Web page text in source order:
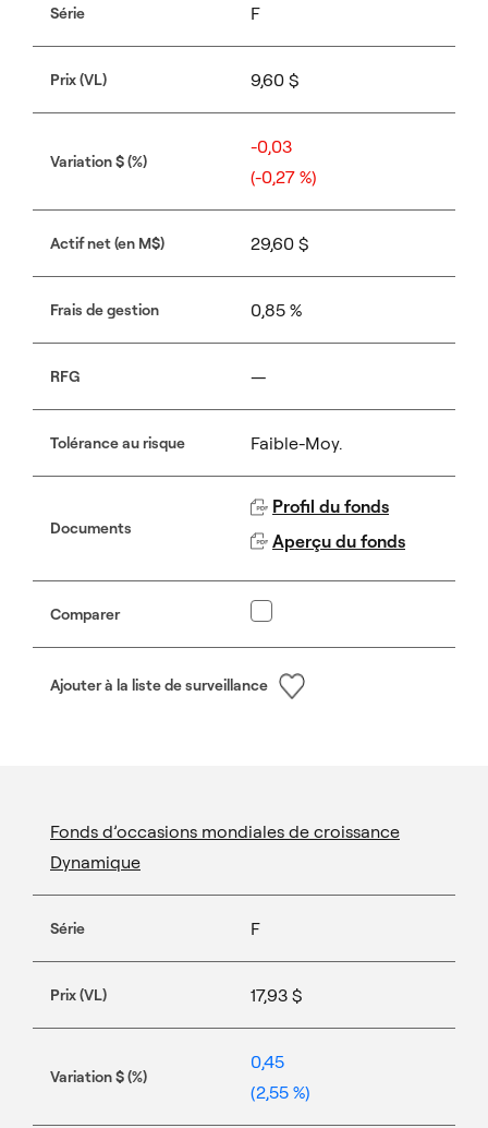
Série F
Prix (VL) 9,60 $
Variation $ (%)
-0,03
(-0,27 %)
Actif net (en M$) 29,60 $
Frais de gestion 0,85 %
RFG —
Tolérance au risque Faible-Moy.
Documents
Profil du fonds
Aperçu du fonds
Comparer
Ajouter à la liste de surveillance
Fonds d’occasions mondiales de croissance
Dynamique
Série F
Prix (VL) 17,93 $
Variation $ (%)
0,45
(2,55 %)